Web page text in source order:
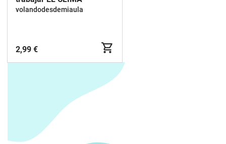
volandodesdemiaula
2,99 €